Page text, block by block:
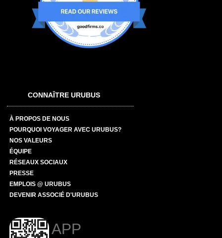
CONNAÎTRE URUBUS
À PROPOS DE NOUS
POURQUOI VOYAGER AVEC URUBUS?
NOS VALEURS
ÉQUIPE
RÉSEAUX SOCIAUX
PRESSE
EMPLOIS @ URUBUS
DEVENIR ASSOCIÉ D'URUBUS
APP